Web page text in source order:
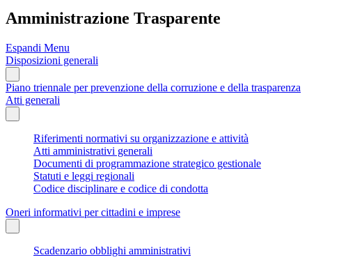
Amministrazione Trasparente
Espandi Menu
Disposizioni generali
Piano triennale per prevenzione della corruzione e della trasparenza
Atti generali
Riferimenti normativi su organizzazione e attività
Atti amministrativi generali
Documenti di programmazione strategico gestionale
Statuti e leggi regionali
Codice disciplinare e codice di condotta
Oneri informativi per cittadini e imprese
Scadenzario obblighi amministrativi